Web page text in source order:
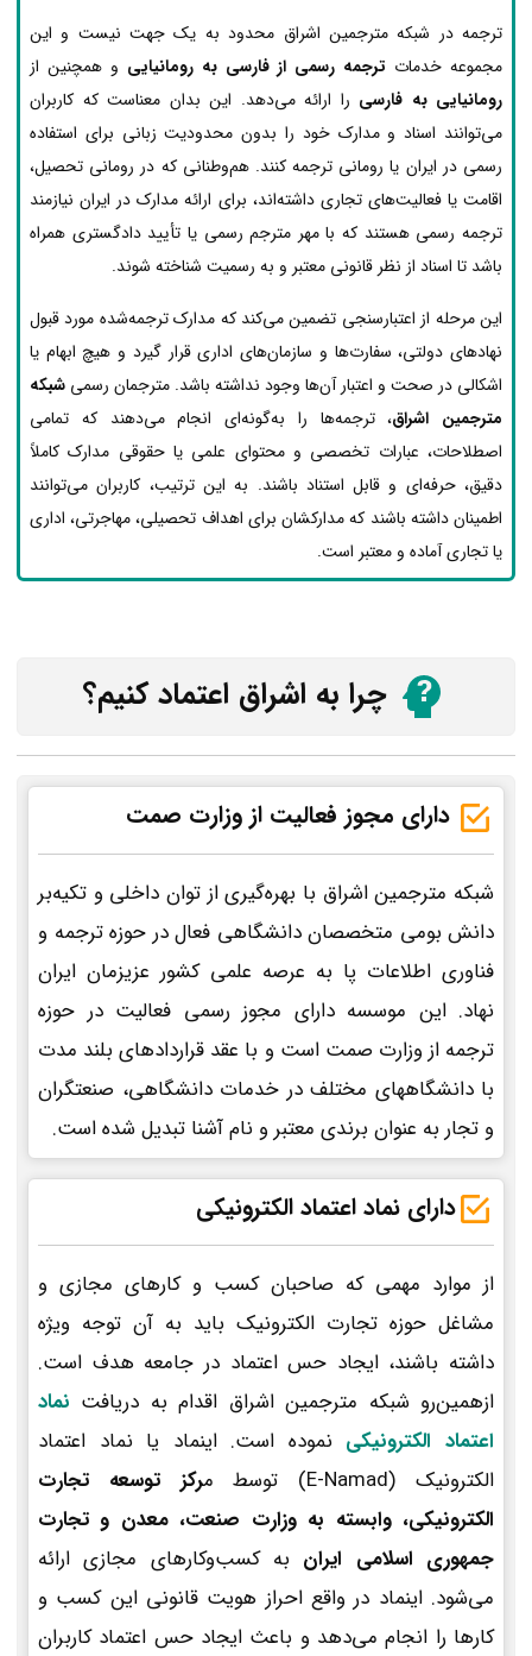
ترجمه در شبکه مترجمین اشراق محدود به یک جهت نیست و این
مجموعه خدمات ترجمه رسمی از فارسی به رومانیایی و همچنین از
رومانیایی به فارسی را ارائه می‌دهد. این بدان معناست که کاربران
می‌توانند اسناد و مدارک خود را بدون محدودیت زبانی برای استفاده
رسمی در ایران یا رومانی ترجمه کنند. هم‌وطنانی که در رومانی تحصیل،
اقامت یا فعالیت‌های تجاری داشته‌اند، برای ارائه مدارک در ایران نیازمند
ترجمه رسمی هستند که با مهر مترجم رسمی یا تأیید دادگستری همراه
باشد تا اسناد از نظر قانونی معتبر و به رسمیت شناخته شوند.
این مرحله از اعتبارسنجی تضمین می‌کند که مدارک ترجمه‌شده مورد قبول
نهادهای دولتی، سفارت‌ها و سازمان‌های اداری قرار گیرد و هیچ ابهام یا
اشکالی در صحت و اعتبار آن‌ها وجود نداشته باشد. مترجمان رسمی شبکه
مترجمین اشراق، ترجمه‌ها را به‌گونه‌ای انجام می‌دهند که تمامی
اصطلاحات، عبارات تخصصی و محتوای علمی یا حقوقی مدارک کاملاً
دقیق، حرفه‌ای و قابل استناد باشند. به این ترتیب، کاربران می‌توانند
اطمینان داشته باشند که مدارکشان برای اهداف تحصیلی، مهاجرتی، اداری
یا تجاری آماده و معتبر است.
چرا به اشراق اعتماد کنیم؟
دارای مجوز فعالیت از وزارت صمت
شبکه مترجمین اشراق با بهره‌گیری از توان داخلی و تکیه‌بر
دانش بومی متخصصان دانشگاهی فعال در حوزه ترجمه و
فناوری اطلاعات پا به عرصه علمی کشور عزیزمان ایران
نهاد. این موسسه دارای مجوز رسمی فعالیت در حوزه
ترجمه از وزارت صمت است و با عقد قراردادهای بلند مدت
با دانشگاههای مختلف در خدمات دانشگاهی، صنعتگران
و تجار به عنوان برندی معتبر و نام آشنا تبدیل شده است.
دارای نماد اعتماد الکترونیکی
از موارد مهمی که صاحبان کسب و کارهای مجازی و
مشاغل حوزه تجارت الکترونیک باید به آن توجه ویژه
داشته باشند، ایجاد حس اعتماد در جامعه هدف است.
ازهمین‌رو شبکه مترجمین اشراق اقدام به دریافت نماد
اعتماد الکترونیکی نموده است. اینماد یا نماد اعتماد
الکترونیک (E-Namad) توسط م
رکز توسعه تجارت
الکترونیکی، وابسته به وزارت صنعت، معدن و تجارت
جمهوری اسلامی ایران به کسب‌وکارهای مجازی ارائه
می‌شود. اینماد در واقع احراز هویت قانونی این کسب و
کارها را انجام می‌دهد و باعث ایجاد حس اعتماد کاربران